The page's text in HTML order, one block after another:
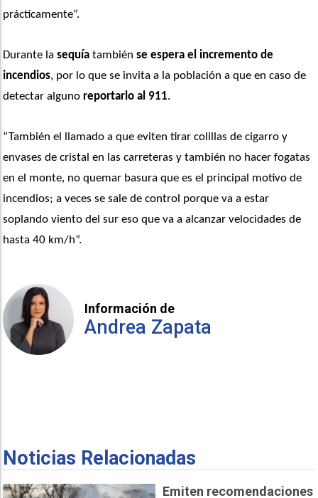
prácticamente”.
Durante la sequía también se espera el incremento de
incendios, por lo que se invita a la población a que en caso de
detectar alguno reportarlo al 911.
“También el llamado a que eviten tirar colillas de cigarro y
envases de cristal en las carreteras y también no hacer fogatas
en el monte, no quemar basura que es el principal motivo de
incendios; a veces se sale de control porque va a estar
soplando viento del sur eso que va a alcanzar velocidades de
hasta 40 km/h”.
Información de
Andrea Zapata
Noticias Relacionadas
Emiten recomendaciones